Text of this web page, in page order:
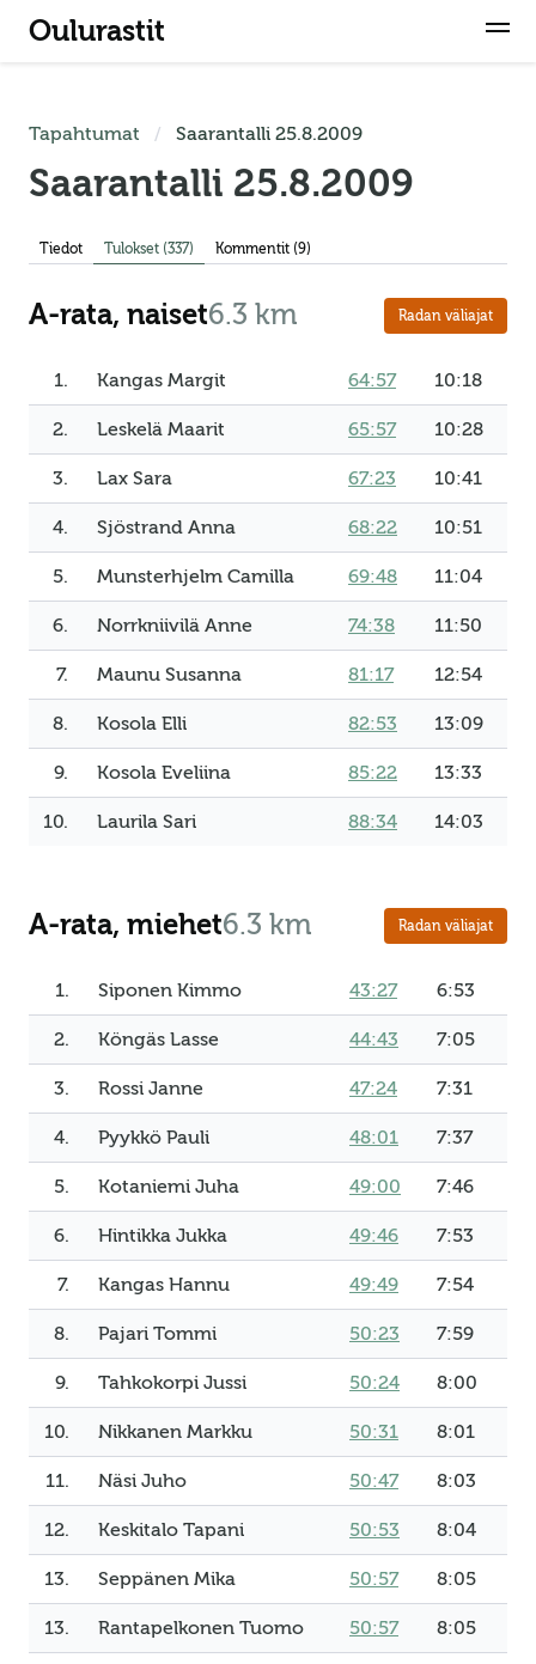
Oulurastit
Tapahtumat Saarantalli 25.8.2009
Saarantalli 25.8.2009
Tiedot Tulokset (337) Kommentit (9)
A-rata, naiset6.3 km Radan väliajat
1. Kangas Margit 64:57 10:18
2. Leskelä Maarit 65:57 10:28
3. Lax Sara 67:23 10:41
4. Sjöstrand Anna 68:22 10:51
5. Munsterhjelm Camilla 69:48 11:04
6. Norrkniivilä Anne 74:38 11:50
7. Maunu Susanna 81:17 12:54
8. Kosola Elli 82:53 13:09
9. Kosola Eveliina 85:22 13:33
10. Laurila Sari 88:34 14:03
A-rata, miehet6.3 km Radan väliajat
1. Siponen Kimmo 43:27 6:53
2. Köngäs Lasse 44:43 7:05
3. Rossi Janne 47:24 7:31
4. Pyykkö Pauli 48:01 7:37
5. Kotaniemi Juha 49:00 7:46
6. Hintikka Jukka 49:46 7:53
7. Kangas Hannu 49:49 7:54
8. Pajari Tommi 50:23 7:59
9. Tahkokorpi Jussi 50:24 8:00
10. Nikkanen Markku 50:31 8:01
11. Näsi Juho 50:47 8:03
12. Keskitalo Tapani 50:53 8:04
13. Seppänen Mika 50:57 8:05
13. Rantapelkonen Tuomo 50:57 8:05